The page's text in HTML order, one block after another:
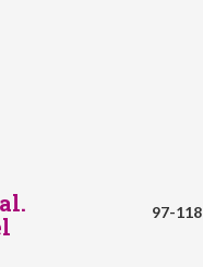
97-118